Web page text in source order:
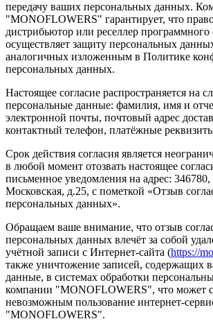
передачу ваших персональных данных.
"MONOFLOWERS" гарантирует, что
дистрибьютор или реселлер программного
осуществляет защиту персональных
аналогичных изложенным в Политике
персональных данных.
Настоящее согласие распространяется на
персональные данные: фамилия, имя и
электронной почты, почтовый адрес
контактный телефон, платёжные
Срок действия согласия является
в любой момент отозвать настоящее
письменное уведомления на адрес: 346780,
Московская, д.25, с пометкой «Отзыв
персональных данных».
Обращаем ваше внимание, что отзыв
персональных данных влечёт за собой
учётной записи с Интернет-сайта (https://
также уничтожение записей, содержащих
данные, в системах обработки
компании "MONOFLOWERS", что может
невозможным пользование интернет-
"MONOFLOWERS".